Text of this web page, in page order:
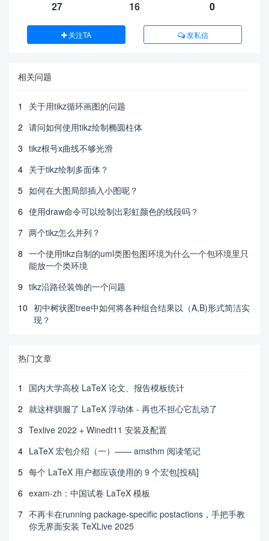
27 16 0
关注TA 发私信
相关问题
1
关于用tikz循环画图的问题
2 请问如何使用tikz绘制椭圆柱体
3 tikz根号x曲线不够光滑
4 关于tikz绘制多面体？
5 如何在大图局部插入小图呢？
6 使用draw命令可以绘制出彩虹颜色的线段吗？
7 两个tikz怎么并列？
8 一个使用tikz自制的uml类图包图环境为什么一个包环境里只
能放一个类环境
9 tikz沿路径装饰的一个问题
10 初中树状图tree中如何将各种组合结果以（A,B)形式简洁实
现？
热门文章
1
国内大学高校 LaTeX 论文、报告模板统计
2 就这样驯服了 LaTeX 浮动体 - 再也不担心它乱动了
3 Texlive 2022 + Winedt11 安装及配置
4 LaTeX 宏包介绍（一）—— amsthm 阅读笔记
5 每个 LaTeX 用户都应该使用的 9 个宏包[投稿]
6 exam-zh：中国试卷 LaTeX 模板
7 不再卡在running package-specific postactions，手把手教
你无界面安装 TeXLive 2025